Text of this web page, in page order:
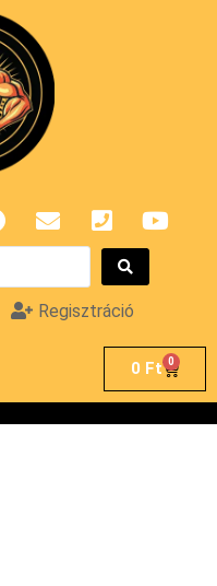
Regisztráció
0 Ft 0